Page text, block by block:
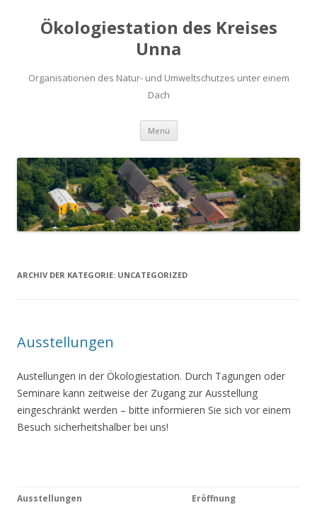
Ökologiestation des Kreises
Unna
Organisationen des Natur- und Umweltschutzes unter einem
Dach
Menü Zum
springen
ARCHIV DER KATEGORIE: UNCATEGORIZED
Ausstellungen
Austellungen in der Ökologiestation. Durch Tagungen oder
Seminare kann zeitweise der Zugang zur Ausstellung
eingeschränkt werden – bitte informieren Sie sich vor einem
Besuch sicherheitshalber bei uns!
Ausstellungen Eröffnung